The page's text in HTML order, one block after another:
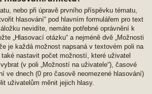
nebo při úpravě prvního příspěvku tématu,
hlasování“ pod hlavním formulářem pro text
nevidíte, nemáte potřebné oprávnění k
„Hlasovací otázku“ a nejméně dvě „Možnosti
je každá možnost napsaná v textovém poli na
nastavit počet možností, které uživatel
(v poli „Možností na uživatele“), časové
ve dnech (0 pro časově neomezené hlasování)
uživatelům měnit jejich hlasy.